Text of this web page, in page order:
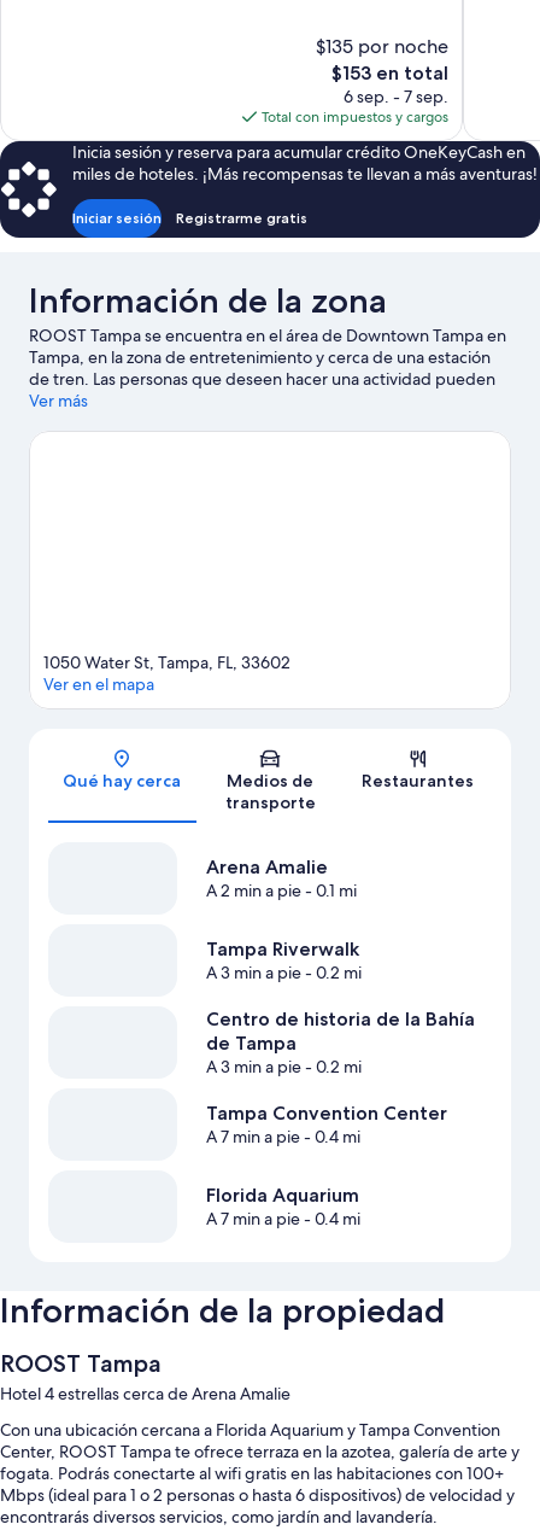
$135 por noche
El
precio
actual
es
de
$153
$153 en total
6 sep. - 7 sep.
Total con impuestos y cargos
Inicia sesión y reserva para acumular crédito OneKeyCash en
miles de hoteles. ¡Más recompensas te llevan a más aventuras!
Iniciar sesión Registrarme gratis
Información de la zona
ROOST Tampa se encuentra en el área de Downtown Tampa en
Tampa, en la zona de entretenimiento y cerca de una estación
de tren. Las personas que deseen hacer una actividad pueden
visitar Puerto de Tampa, mientras que quienes quieran conocer
Aquarium y Parque temático Busch Gardens de la bahía de
Ver más
Sección del mapa
1050 Water St, Tampa, FL, 33602
Ver en el mapa
Qué hay cerca
Medios de
transporte
Restaurantes
Arena Amalie
A 2 min a pie- 0.1 mi
Tampa Riverwalk
A 3 min a pie- 0.2 mi
Centro de historia de la Bahía
de Tampa
A 3 min a pie- 0.2 mi
Tampa Convention Center
A 7 min a pie- 0.4 mi
Florida Aquarium
A 7 min a pie- 0.4 mi
Información de la propiedad
ROOST Tampa
Hotel 4 estrellas cerca de Arena Amalie
Con una ubicación cercana a Florida Aquarium y Tampa Convention
Center, ROOST Tampa te ofrece terraza en la azotea, galería de arte y
fogata. Podrás conectarte al wifi gratis en las habitaciones con 100+
Mbps (ideal para 1 o 2 personas o hasta 6 dispositivos) de velocidad y
encontrarás diversos servicios, como jardín and lavandería.